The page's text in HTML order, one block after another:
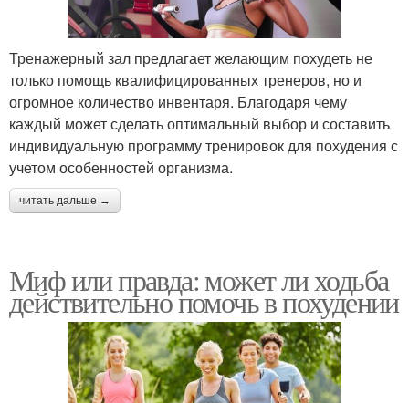
Тренажерный зал предлагает желающим похудеть не
только помощь квалифицированных тренеров, но и
огромное количество инвентаря. Благодаря чему
каждый может сделать оптимальный выбор и составить
индивидуальную программу тренировок для похудения с
учетом особенностей организма.
читать дальше →
Миф или правда: может ли ходьба
действительно помочь в похудении